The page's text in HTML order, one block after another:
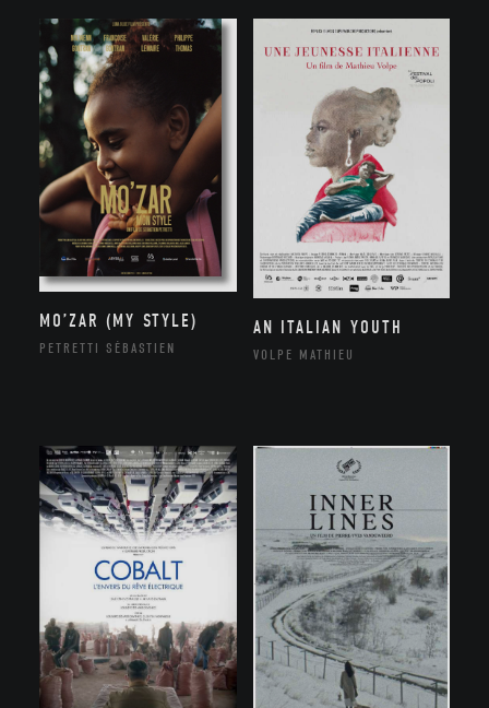
MO’ZAR (MY STYLE)
PETRETTI SÉBASTIEN
AN ITALIAN YOUTH
VOLPE MATHIEU